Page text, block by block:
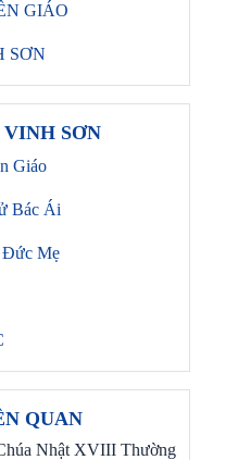
GIÁO
SƠN
SƠN
Giáo
Bác Ái
Đức Mẹ
QUAN
Nhật XVIII Thường